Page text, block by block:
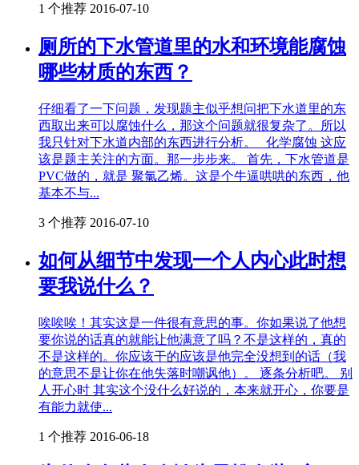
1 个推荐 2016-07-10
厕所的下水管道里的水和环境能腐蚀
哪些材质的东西？
仔细看了一下问题，发现题主似乎想问把下水道里的东
西取出来可以腐蚀什么，那这个问题就很复杂了。所以
我只针对下水道内部的东西进行分析。 化学腐蚀 这应
该是题主关注的方面。那一步步来。 首先，下水管道是
PVC做的，就是 聚氯乙烯。这是个牛逼哄哄的东西，他
基本不与...
3 个推荐 2016-07-10
如何从细节中发现一个人内心此时想
要我说什么？
唉唉唉！其实这是一件很有意思的事。你如果说了他想
要你说的话真的就能让他满意了吗？不是这样的，真的
不是这样的。你应该干的应该是他完全没想到的话（我
的意思不是让你在他失落时嘲讽他）。 逐条分析吧。 别
人开心时 其实这个没什么好说的，本来就开心，你要是
有能力就使...
1 个推荐 2016-06-18